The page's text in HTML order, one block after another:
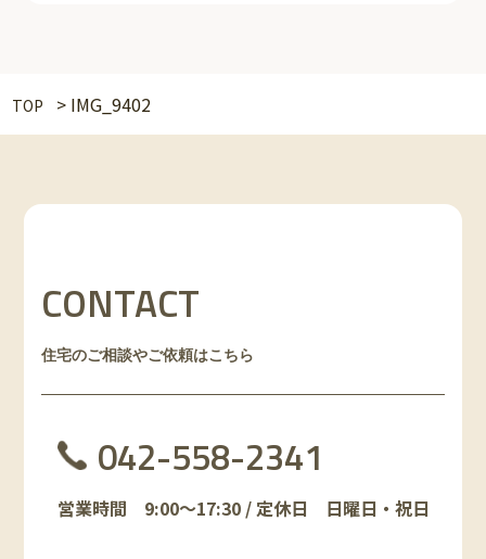
TOP > IMG_9402
CONTACT
住宅のご相談やご依頼はこちら
042-558-2341
営業時間 9:00～17:30 / 定休日 日曜日・祝日